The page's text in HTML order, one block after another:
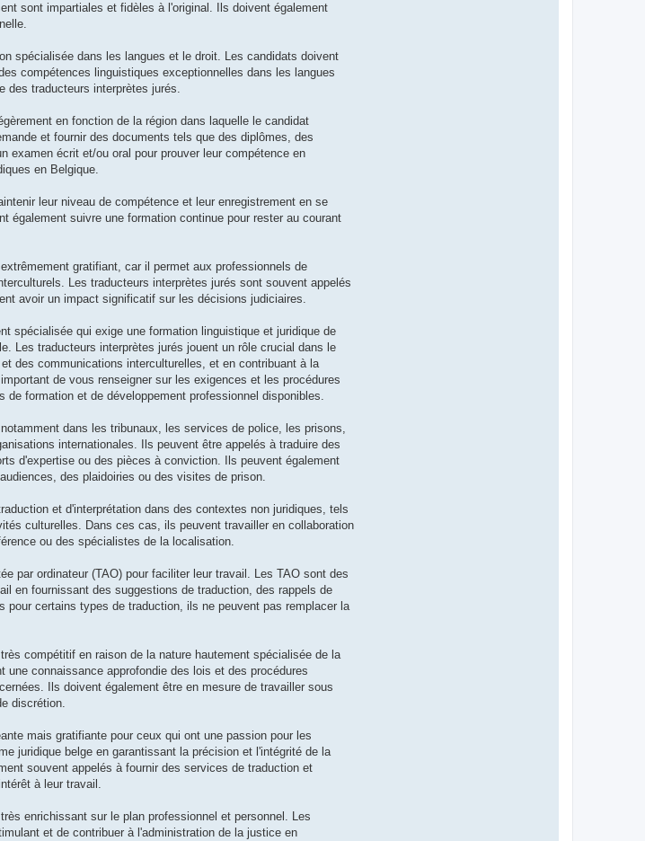
sont impartiales et fidèles à l'original. Ils doivent également
spécialisée dans les langues et le droit. Les candidats doivent
compétences linguistiques exceptionnelles dans les langues
des traducteurs interprètes jurés.
en fonction de la région dans laquelle le candidat
et fournir des documents tels que des diplômes, des
examen écrit et/ou oral pour prouver leur compétence en
en Belgique.
leur niveau de compétence et leur enregistrement en se
également suivre une formation continue pour rester au courant
gratifiant, car il permet aux professionnels de
Les traducteurs interprètes jurés sont souvent appelés
avoir un impact significatif sur les décisions judiciaires.
spécialisée qui exige une formation linguistique et juridique de
Les traducteurs interprètes jurés jouent un rôle crucial dans le
des communications interculturelles, et en contribuant à la
de vous renseigner sur les exigences et les procédures
formation et de développement professionnel disponibles.
dans les tribunaux, les services de police, les prisons,
internationales. Ils peuvent être appelés à traduire des
d'expertise ou des pièces à conviction. Ils peuvent également
des plaidoiries ou des visites de prison.
et d'interprétation dans des contextes non juridiques, tels
culturelles. Dans ces cas, ils peuvent travailler en collaboration
ou des spécialistes de la localisation.
par ordinateur (TAO) pour faciliter leur travail. Les TAO sont des
en fournissant des suggestions de traduction, des rappels de
certains types de traduction, ils ne peuvent pas remplacer la
compétitif en raison de la nature hautement spécialisée de la
connaissance approfondie des lois et des procédures
Ils doivent également être en mesure de travailler sous
discrétion.
mais gratifiante pour ceux qui ont une passion pour les
juridique belge en garantissant la précision et l'intégrité de la
souvent appelés à fournir des services de traduction et
à leur travail.
enrichissant sur le plan professionnel et personnel. Les
et de contribuer à l'administration de la justice en